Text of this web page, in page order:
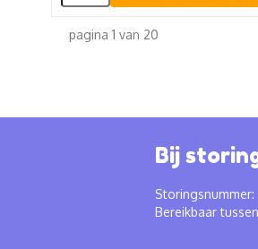
pagina 1 van 20
Bij
Storingsnummer:
Bereikbaar